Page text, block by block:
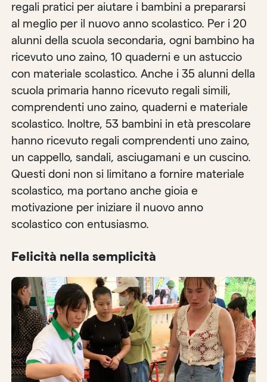
regali pratici per aiutare i bambini a prepararsi
al meglio per il nuovo anno scolastico. Per i 20
alunni della scuola secondaria, ogni bambino ha
ricevuto uno zaino, 10 quaderni e un astuccio
con materiale scolastico. Anche i 35 alunni della
scuola primaria hanno ricevuto regali simili,
comprendenti uno zaino, quaderni e materiale
scolastico. Inoltre, 53 bambini in età prescolare
hanno ricevuto regali comprendenti uno zaino,
un cappello, sandali, asciugamani e un cuscino.
Questi doni non si limitano a fornire materiale
scolastico, ma portano anche gioia e
motivazione per iniziare il nuovo anno
scolastico con entusiasmo.
Felicità nella semplicità